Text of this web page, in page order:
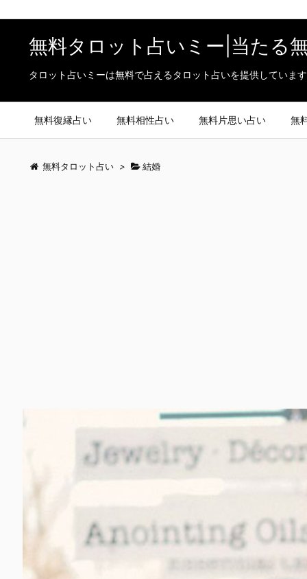
無料タロット占いミー|当たる
タロット占いミーは無料で占えるタロット占いを提供していま
無料復縁占い 無料相性占い 無料片思い占い 無
無料タロット占い > 結婚